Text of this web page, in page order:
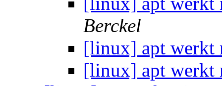
Berckel
[linux] apt werkt
[linux] apt werkt